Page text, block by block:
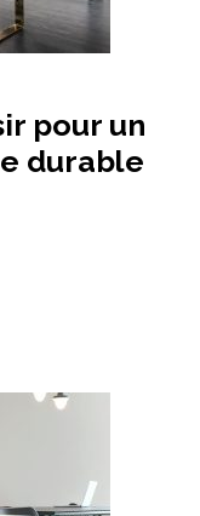
pour un
durable